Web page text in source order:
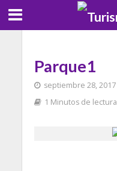
Parque1
septiembre 28, 2017
1 Minutos de lectura